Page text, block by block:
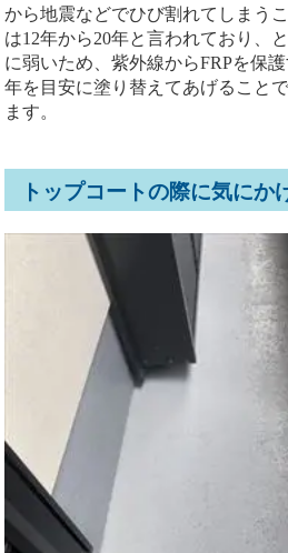
から地震などでひび割れてしまう
は12年から20年と言われており、
に弱いため、紫外線からFRPを保
年を目安に塗り替えてあげること
ます。
トップコートの際に気にか